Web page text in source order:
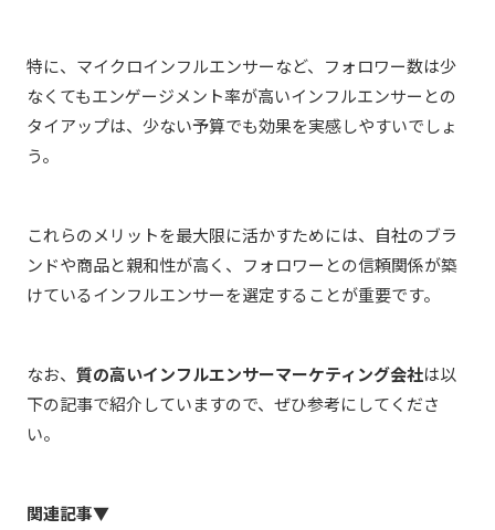
特に、マイクロインフルエンサーなど、フォロワー数は少
なくてもエンゲージメント率が高いインフルエンサーとの
タイアップは、少ない予算でも効果を実感しやすいでしょ
う。
これらのメリットを最大限に活かすためには、自社のブラ
ンドや商品と親和性が高く、フォロワーとの信頼関係が築
けているインフルエンサーを選定することが重要です。
なお、 質の高いインフルエンサーマーケティング会社は以
下の記事で紹介していますので、ぜひ参考にしてくださ
い。
関連記事▼